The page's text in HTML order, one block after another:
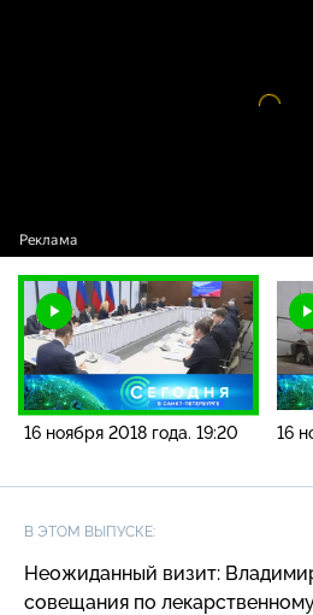
16 ноября 2018 года. 19:20 16
В ЭТОМ ВЫПУСКЕ:
Неожиданный визит:
совещания по